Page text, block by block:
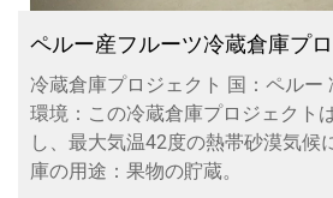
ペルー産フルーツ冷蔵倉庫プ
冷蔵倉庫プロジェクト 国：ペルー
環境：この冷蔵倉庫プロジェクト
し、最大気温42度の熱帯砂漠気候
庫の用途：果物の貯蔵。